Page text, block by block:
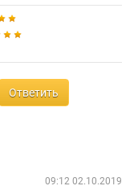
Ответить
09:12 02.10.2019